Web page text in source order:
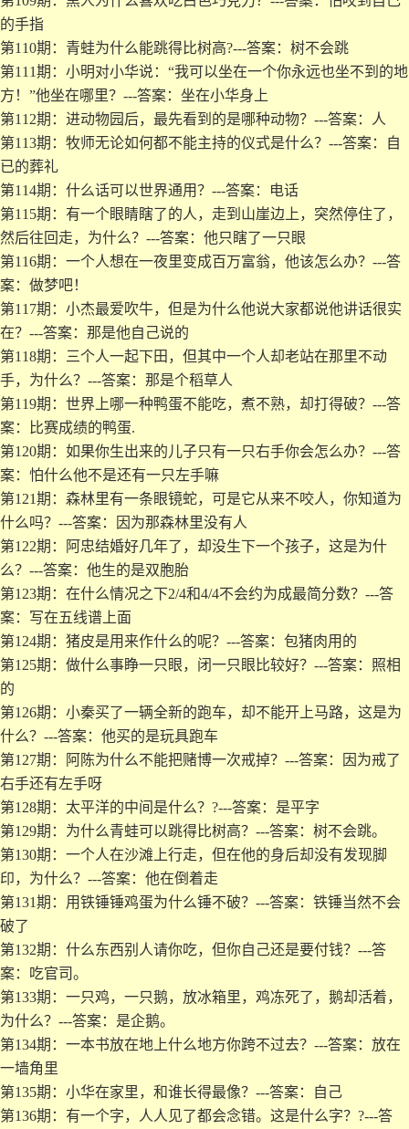
的手指
第110期：青蛙为什么能跳得比树高?---答案：树不会跳
第111期：小明对小华说：“我可以坐在一个你永远也坐不到的地
方！”他坐在哪里？---答案：坐在小华身上
第112期：进动物园后，最先看到的是哪种动物？---答案：人
第113期：牧师无论如何都不能主持的仪式是什么？---答案：自
已的葬礼
第114期：什么话可以世界通用？---答案：电话
第115期：有一个眼睛瞎了的人，走到山崖边上，突然停住了，
然后往回走，为什么？---答案：他只瞎了一只眼
第116期：一个人想在一夜里变成百万富翁，他该怎么办？---答
案：做梦吧！
第117期：小杰最爱吹牛，但是为什么他说大家都说他讲话很实
在？---答案：那是他自己说的
第118期：三个人一起下田，但其中一个人却老站在那里不动
手，为什么？---答案：那是个稻草人
第119期：世界上哪一种鸭蛋不能吃，煮不熟，却打得破？---答
案：比赛成绩的鸭蛋.
第120期：如果你生出来的儿子只有一只右手你会怎么办？---答
案：怕什么他不是还有一只左手嘛
第121期：森林里有一条眼镜蛇，可是它从来不咬人，你知道为
什么吗？---答案：因为那森林里没有人
第122期：阿忠结婚好几年了，却没生下一个孩子，这是为什
么？---答案：他生的是双胞胎
第123期：在什么情况之下2/4和4/4不会约为成最简分数？---答
案：写在五线谱上面
第124期：猪皮是用来作什么的呢？---答案：包猪肉用的
第125期：做什么事睁一只眼，闭一只眼比较好？---答案：照相
的
第126期：小秦买了一辆全新的跑车，却不能开上马路，这是为
什么？---答案：他买的是玩具跑车
第127期：阿陈为什么不能把赌博一次戒掉？---答案：因为戒了
右手还有左手呀
第128期：太平洋的中间是什么？?---答案：是平字
第129期：为什么青蛙可以跳得比树高？---答案：树不会跳。
第130期：一个人在沙滩上行走，但在他的身后却没有发现脚
印，为什么？---答案：他在倒着走
第131期：用铁锤锤鸡蛋为什么锤不破？---答案：铁锤当然不会
破了
第132期：什么东西别人请你吃，但你自己还是要付钱？---答
案：吃官司。
第133期：一只鸡，一只鹅，放冰箱里，鸡冻死了，鹅却活着，
为什么？---答案：是企鹅。
第134期：一本书放在地上什么地方你跨不过去？---答案：放在
一墙角里
第135期：小华在家里，和谁长得最像？---答案：自己
第136期：有一个字，人人见了都会念错。这是什么字？?---答